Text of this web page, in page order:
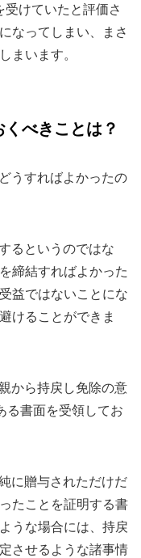
けていたと評価さ
なってしまい、まさ
まいます。
べきことは？
うすればよかったの
るというのではな
締結すればよかった
益ではないことにな
けることができま
から持戻し免除の意
る書面を受領してお
に贈与されただけだ
たことを証明する書
うな場合には、持戻
させるような諸事情